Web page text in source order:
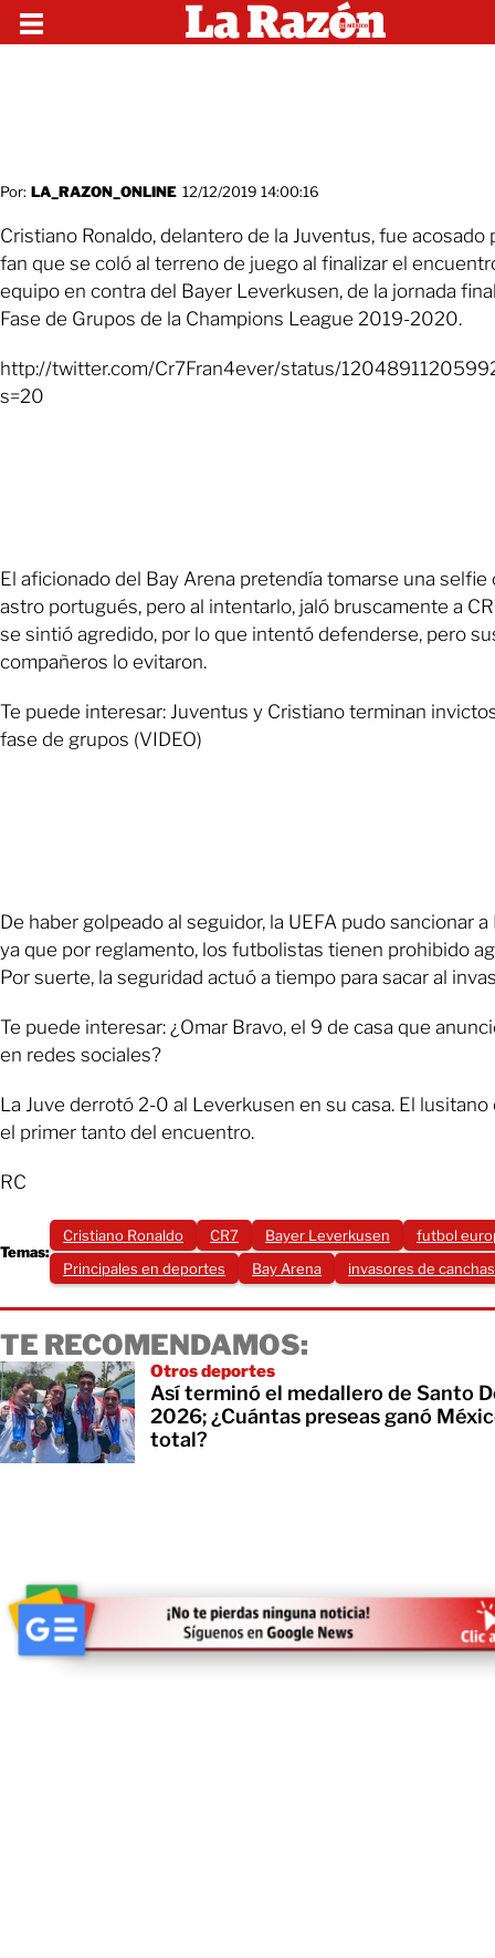
Por: LA_RAZON_ONLINE 12/12/2019 14:00:16
Cristiano Ronaldo, delantero de la Juventus, fue acosado
fan que se coló al terreno de juego al finalizar el
equipo en contra del Bayer Leverkusen, de la jornada
Fase de Grupos de la Champions League 2019-2020.
http://twitter.com/Cr7Fran4ever/status/
s=20
El aficionado del Bay Arena pretendía tomarse una selfie
astro portugués, pero al intentarlo, jaló bruscamente a
se sintió agredido, por lo que intentó defenderse, pero
compañeros lo evitaron.
Te puede interesar: Juventus y Cristiano terminan
fase de grupos (VIDEO)
De haber golpeado al seguidor, la UEFA pudo sancionar a
ya que por reglamento, los futbolistas tienen prohibido
Por suerte, la seguridad actuó a tiempo para sacar al
Te puede interesar: ¿Omar Bravo, el 9 de casa que
en redes sociales?
La Juve derrotó 2-0 al Leverkusen en su casa. El
el primer tanto del encuentro.
RC
Temas:
Cristiano Ronaldo CR7 Bayer Leverkusen
futbol
Principales en deportes
Bay Arena invasores de canchas
TE RECOMENDAMOS:
Otros deportes
Así terminó el medallero de Santo
2026; ¿Cuántas preseas ganó
total?